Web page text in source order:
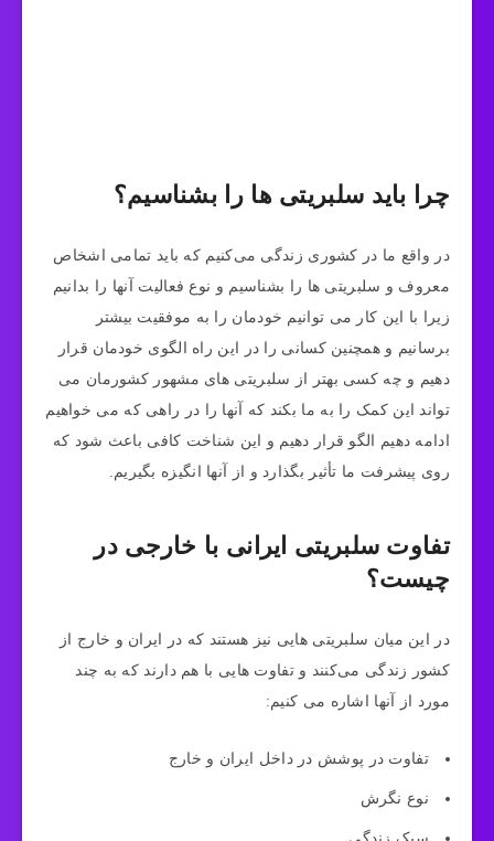
چرا باید سلبریتی ها را بشناسیم؟
در واقع ما در کشوری زندگی می‌کنیم که باید تمامی اشخاص
معروف و سلبریتی ها را بشناسیم و نوع فعالیت آنها را بدانیم
زیرا با این کار می توانیم خودمان را به موفقیت بیشتر
برسانیم و همچنین کسانی را در این راه الگوی خودمان قرار
دهیم و چه کسی بهتر از سلبریتی های مشهور کشورمان می
تواند این کمک را به ما بکند که آنها را در راهی که می خواهیم
ادامه دهیم الگو قرار دهیم و این شناخت کافی باعث شود که
روی پیشرفت ما تأثیر بگذارد و از آنها انگیزه بگیریم.
تفاوت سلبریتی ایرانی با خارجی در
چیست؟
در این میان سلبریتی هایی نیز هستند که در ایران و خارج از
کشور زندگی می‌کنند و تفاوت هایی با هم دارند که به چند
مورد از آنها اشاره می کنیم:
تفاوت در پوشش در داخل ایران و خارج
نوع نگرش